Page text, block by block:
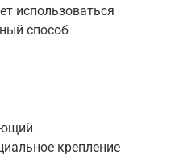
использоваться
способ
крепление